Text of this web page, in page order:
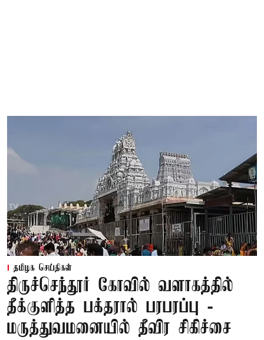
தமிழக செய்திகள்
திருச்செந்தூர் கோவில் வளாகத்தில்
தீக்குளித்த பக்தரால் பரபரப்பு -
மருத்துவமனையில் தீவிர சிகிச்சை